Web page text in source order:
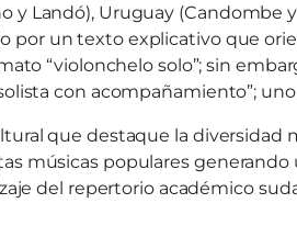
y Landó), Uruguay (Candombe
por un texto explicativo que
“violonchelo solo”; sin
con acompañamiento”;
que destaque la diversidad
músicas populares
del repertorio académico